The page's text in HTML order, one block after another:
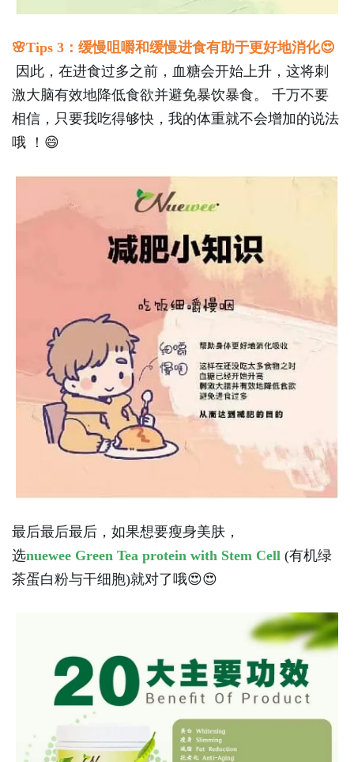
🌸Tips 3 ：缓慢咀嚼和缓慢进食有助于更好地消化😍
因此，在进食过多之前，血糖会开始上升，这将刺
激大脑有效地降低食欲并避免暴饮暴食。
千万不要
相信，只要我吃得够快，我的体重就不会增加的说法
哦 ！ 😄
最后最后最后，如果想要瘦身美肤，
选nuewee Green Tea protein with Stem Cell (有机绿
茶蛋白粉与干细胞)就对了哦😍😍